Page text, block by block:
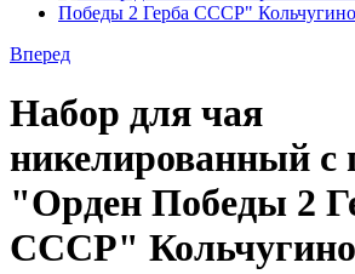
Вперед
Набор для чая
никелированный с
"Орден Победы 2
СССР"